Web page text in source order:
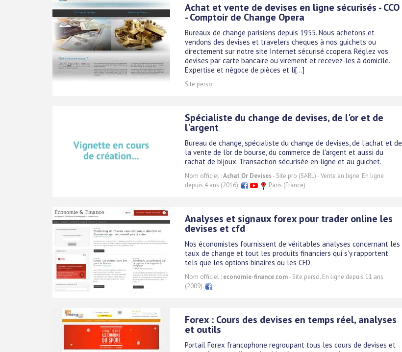
Achat et vente de devises en ligne sécurisés - CCO
- Comptoir de Change Opera
Bureaux de change parisiens depuis 1955. Nous achetons et
vendons des devises et travelers cheques à nos guichets ou
directement sur notre site Internet sécurisé ccopera. Réglez vos
devises par carte bancaire ou virement et recevez-les à domicile.
Expertise et négoce de pièces et li[...]
Site perso
Spécialiste du change de devises, de l'or et de
l'argent
Bureau de change, spécialiste du change de devises, de l'achat et de
la vente de l'or de bourse, du commerce de l'argent et aussi du
rachat de bijoux. Transaction sécurisée en ligne et au guichet.
Nom officiel :Achat Or Devises- Site pro (SARL) - Vente en ligne. En ligne
depuis 4 ans (2016).
Paris (France)
Analyses et signaux forex pour trader online les
devises et cfd
Nos économistes fournissent de véritables analyses concernant les
taux de change et tout les produits financiers qui s'y rapportent
tels que les options binaires ou les CFD.
Nom officiel : economie-finance.com- Site perso. En ligne depuis 11 ans
(2009).
Forex : Cours des devises en temps réel, analyses
et outils
Portail Forex francophone regroupant tous les cours de devises et